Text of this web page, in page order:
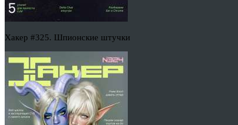
Хакер #325. Шпионские штучки